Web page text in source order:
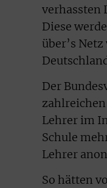
verhassten
Diese
über’s
Der
Lehrer im
Schule
Lehrer
So hätten